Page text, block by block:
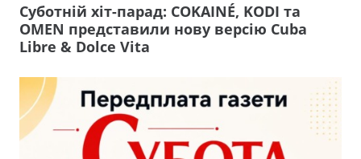
Суботній хіт-парад: COKAINÉ, KODI та
OMEN представили нову версію Cuba
Libre & Dolce Vita